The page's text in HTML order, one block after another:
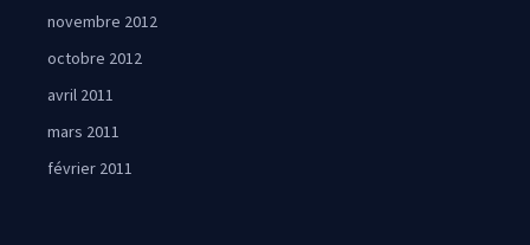
novembre 2012
octobre 2012
avril 2011
mars 2011
février 2011